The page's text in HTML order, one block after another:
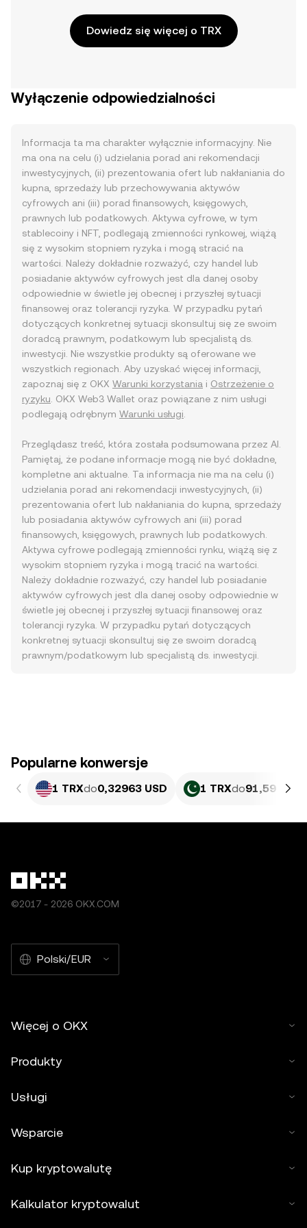
Dowiedz się więcej o TRX
Wyłączenie odpowiedzialności
Informacja ta ma charakter wyłącznie informacyjny. Nie
ma ona na celu (i) udzielania porad ani rekomendacji
inwestycyjnych, (ii) prezentowania ofert lub nakłaniania do
kupna, sprzedaży lub przechowywania aktywów
cyfrowych ani (iii) porad finansowych, księgowych,
prawnych lub podatkowych. Aktywa cyfrowe, w tym
stablecoiny i NFT, podlegają zmienności rynkowej, wiążą
się z wysokim stopniem ryzyka i mogą stracić na
wartości. Należy dokładnie rozważyć, czy handel lub
posiadanie aktywów cyfrowych jest dla danej osoby
odpowiednie w świetle jej obecnej i przyszłej sytuacji
finansowej oraz tolerancji ryzyka. W przypadku pytań
dotyczących konkretnej sytuacji skonsultuj się ze swoim
doradcą prawnym, podatkowym lub specjalistą ds.
inwestycji. Nie wszystkie produkty są oferowane we
wszystkich regionach. Aby uzyskać więcej informacji,
zapoznaj się z OKX Warunki korzystania i Ostrzeżenie o
ryzyku . OKX Web3 Wallet oraz powiązane z nim usługi
podlegają odrębnym Warunki usługi
Przeglądasz treść, która została podsumowana przez AI.
Pamiętaj, że podane informacje mogą nie być dokładne,
kompletne ani aktualne. Ta informacja nie ma na celu (i)
udzielania porad ani rekomendacji inwestycyjnych, (ii)
prezentowania ofert lub nakłaniania do kupna, sprzedaży
lub posiadania aktywów cyfrowych ani (iii) porad
finansowych, księgowych, prawnych lub podatkowych.
Aktywa cyfrowe podlegają zmienności rynku, wiążą się z
wysokim stopniem ryzyka i mogą tracić na wartości.
Należy dokładnie rozważyć, czy handel lub posiadanie
aktywów cyfrowych jest dla danej osoby odpowiednie w
świetle jej obecnej i przyszłej sytuacji finansowej oraz
tolerancji ryzyka. W przypadku pytań dotyczących
konkretnej sytuacji skonsultuj się ze swoim doradcą
prawnym/podatkowym lub specjalistą ds. inwestycji.
Popularne konwersje
1 TRXdo0,32963 USD 1 TRXdo91,59 PKR
©2017 - 2026 OKX.COM
Polski/EUR
Więcej o OKX
Produkty
Usługi
Wsparcie
Kup kryptowalutę
Kalkulator kryptowalut